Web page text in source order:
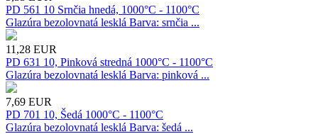
PD 561 10 Srnčia hnedá, 1000°C - 1100°C
Glazúra bezolovnatá lesklá Barva: srnčia ...
11,28 EUR
PD 631 10, Pinková stredná 1000°C - 1100°C
Glazúra bezolovnatá lesklá Barva: pinková ...
7,69 EUR
PD 701 10, Šedá 1000°C - 1100°C
Glazúra bezolovnatá lesklá Barva: šedá ...